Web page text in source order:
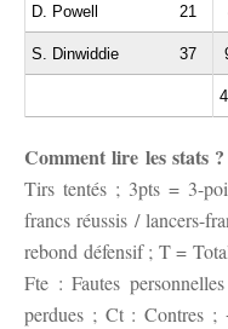
D. Powell 21
S. Dinwiddie 37
Comment lire les stats ?
Tirs tentés ; 3pts = 3-
francs réussis / lancers-
rebond défensif ; T =
Fte : Fautes
perdues ; Ct : Contres